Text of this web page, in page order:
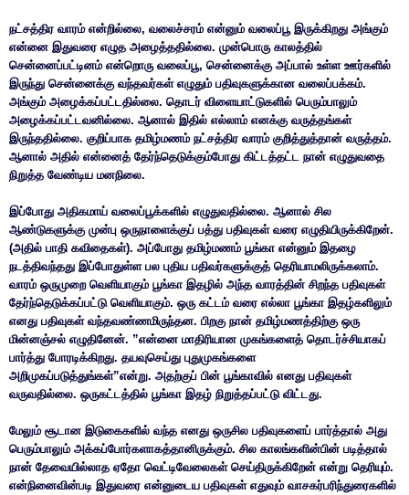
நட்சத்திர வாரம் என்றில்லை, வலைச்சரம் என்னும் வலைப்பூ இருக்கிறது அங்கும்
என்னை இதுவரை எழுத அழைத்ததில்லை. முன்பொரு காலத்தில்
சென்னைப்பட்டினம் என்றொரு வலைப்பூ, சென்னைக்கு அப்பால் உள்ள ஊர்களில்
இருந்து சென்னைக்கு வந்தவர்கள் எழுதும் பதிவுகளுக்கான வலைப்பக்கம்.
அங்கும் அழைக்கப்பட்டதில்லை. தொடர் விளையாட்டுகளில் பெரும்பாலும்
அழைக்கப்பட்டவனில்லை. ஆனால் இதில் எல்லாம் எனக்கு வருத்தங்கள்
இருந்ததில்லை. குறிப்பாக தமிழ்மணம் நட்சத்திர வாரம் குறித்துத்தான் வருத்தம்.
ஆனால் அதில் என்னைத் தேர்ந்தெடுக்கும்போது கிட்டத்தட்ட நான் எழுதுவதை
நிறுத்த வேண்டிய மனநிலை.
இப்போது அதிகமாய் வலைப்பூக்களில் எழுதுவதில்லை. ஆனால் சில
ஆண்டுகளுக்கு முன்பு ஒருநாளைக்குப் பத்து பதிவுகள் வரை எழுதியிருக்கிறேன்.
(அதில் பாதி கவிதைகள்). அப்போது தமிழ்மணம் பூங்கா என்னும் இதழை
நடத்திவந்தது இப்போதுள்ள பல புதிய பதிவர்களுக்குத் தெரியாமலிருக்கலாம்.
வாரம் ஒருமுறை வெளியாகும் பூங்கா இதழில் அந்த வாரத்தின் சிறந்த பதிவுகள்
தேர்ந்தெடுக்கப்பட்டு வெளியாகும். ஒரு கட்டம் வரை எல்லா பூங்கா இதழ்களிலும்
எனது பதிவுகள் வந்தவண்ணமிருந்தன. பிறகு நான் தமிழ்மணத்திற்கு ஒரு
மின்னஞ்சல் எழுதினேன். ”என்னை மாதிரியான முகங்களைத் தொடர்ச்சியாகப்
பார்த்து போரடிக்கிறது. தயவுசெய்து புதுமுகங்களை
அறிமுகப்படுத்துங்கள்”என்று. அதற்குப் பின் பூங்காவில் எனது பதிவுகள்
வருவதில்லை. ஒருகட்டத்தில் பூங்கா இதழ் நிறுத்தப்பட்டு விட்டது.
மேலும் சூடான இடுகைகளில் வந்த எனது ஒருசில பதிவுகளைப் பார்த்தால் அது
பெரும்பாலும் அக்கப்போர்களாகத்தானிருக்கும். சில காலங்களின்பின் படித்தால்
நான் தேவையில்லாத ஏதோ வெட்டிவேலைகள் செய்திருக்கிறேன் என்று தெரியும்.
என்நினைவின்படி இதுவரை என்னுடைய பதிவுகள் எதுவும் வாசகர்பரிந்துரைகளில்